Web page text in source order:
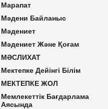
Марапат
Мәдени Байланыс
Мәдениет
Мәдениет Және Қоғам
МӘСЛИХАТ
Мектепке Дейінгі Білім
МЕКТЕПКЕ ЖОЛ
Мемлекеттік Бағдарлама
Аясында